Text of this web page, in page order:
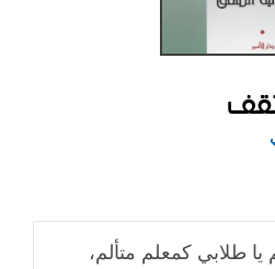
طلابي كمعلم متألم،